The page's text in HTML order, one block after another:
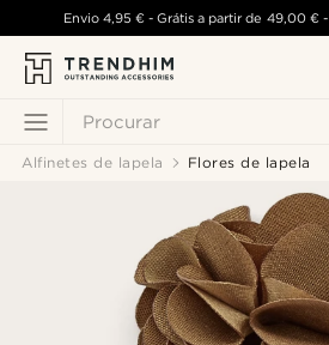
Procurar
Envio 4,95 €- Grátis a partir de 49,00 €-
Alfinetes de lapela Flores de lapela